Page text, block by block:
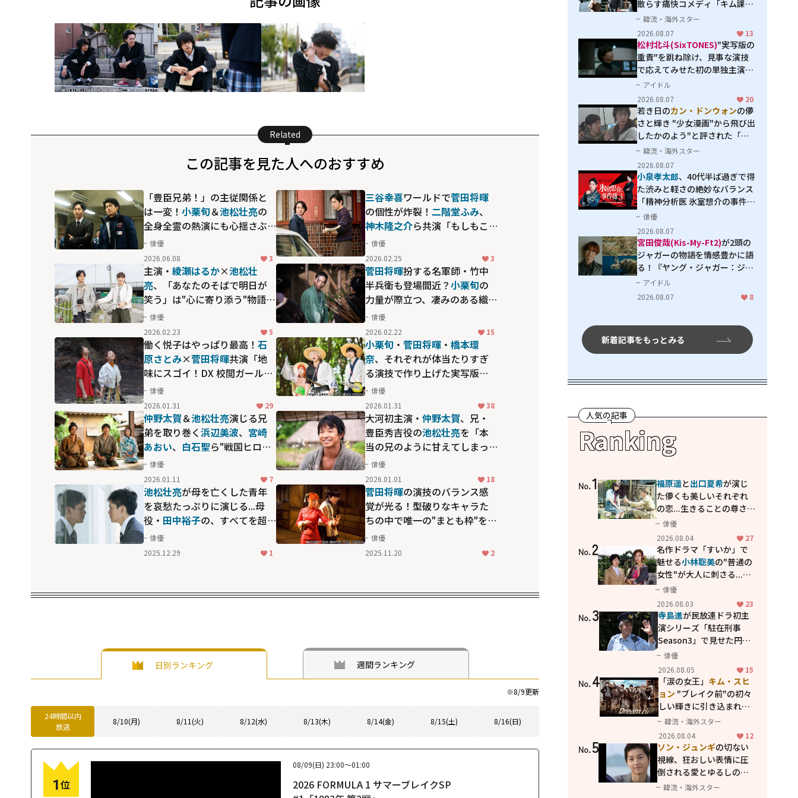
Related
この記事を見た人へのおすすめ
「豊臣兄弟！」の主従関係と
は一変！ 小栗旬＆池松壮亮の
全身全霊の熱演にも心揺さぶ
られる感動作「フロントライ
ン」
俳優
2026.06.08
3
三谷幸喜ワールドで菅田将暉
の個性が炸裂！ 二階堂ふみ、
神木隆之介ら共演「もしもこ
の世が舞台なら、楽屋はどこ
にあるのだろう」
俳優
2026.02.25
3
主演・ 綾瀬はるか×池松壮
亮、「あなたのそばで明日が
笑う」は"心に寄り添う"物語――震
災の喪失感から未来へ踏み出
す姿を描いた名作
俳優
2026.02.23
5
菅田将暉扮する名軍師・竹中
半兵衛も登場間近？小栗旬の
力量が際立つ、凄みのある織田
信長像にも反響が集まった
「豊臣兄弟！」の見せ場
俳優
2026.02.22
15
働く悦子はやっぱり最高！ 石
原さとみ×菅田将暉共演「地
味にスゴイ！DX 校閲ガール・
河野悦子」が描いた"仕事と恋
のその後"
俳優
2026.01.31
29
小栗旬 ・ 菅田将暉 ・ 橋本環
奈、それぞれが体当たりすぎ
る演技で作り上げた実写版
「銀魂」シリーズ、その魅力
を改めて振り返る
俳優
2026.01.31
38
仲野太賀＆池松壮亮演じる兄
弟を取り巻く浜辺美波、 宮崎
あおい、 白石聖ら"戦国ヒロイ
ン"の生き様にも熱視線！3年
ぶりの戦国大河ドラマ「豊臣
兄弟！」
俳優
2026.01.11
7
大河初主演・ 仲野太賀、兄・
豊臣秀吉役の池松壮亮を「本
当の兄のように甘えてしまっ
ています」と振り返る【大河
ドラマ「豊臣兄弟！」インタ
ビュー】
俳優
2026.01.01
18
池松壮亮が母を亡くした青年
を哀愁たっぷりに演じる...母
役・ 田中裕子の、すべてを超
越した演技も見どころな「本
心」
俳優
2025.12.29
1
菅田将暉の演技のバランス感
覚が光る！型破りなキャラた
ちの中で唯一の"まとも枠"を演
じた「銀魂」
俳優
2025.11.20
2
日別ランキング 週間ランキング
※8/9更新
24時間以内
放送
8/10(月) 8/11(火) 8/12(水) 8/13(木) 8/14(金) 8/15(土) 8/16(日)
1位
08/09(日) 23:00～01:00
2026 FORMULA 1 サマーブレイクSP
散らす痛快コメディ「キム課長
とソ理事～Bravo! Your Life
～」
韓流・海外スター
2026.08.07
13
松村北斗(SixTONES)"実写版の
重責"を跳ね除け、見事な演技
で応えてみせた初の単独主演映
画「秒速5センチメートル」
アイドル
2026.08.07
20
若き日のカン・ドンウォンの儚
さと輝き "少女漫画"から飛び出
したかのよう"と評された「オ
オカミの誘惑」
韓流・海外スター
2026.08.07
小泉孝太郎、40代半ば過ぎで得
た渋みと軽さの絶妙なバランス
「精神分析医 氷室想介の事件簿
３」で見せる進化
俳優
2026.08.07
宮田俊哉(Kis-My-Ft2)が2頭の
ジャガーの物語を情感豊かに語
る！『ヤング・ジャガー：ジャ
ングル王への道』『ジャガーと
ウミガメの物語：熱帯林の守護
アイドル
2026.08.07
8
新着記事をもっとみる
人気の記事
Ranking
No.1 福原遥と出口夏希が演じ
た儚くも美しいそれぞれ
の恋...生きることの尊さを
教えてくれた映画「あの
花が咲く丘で、君とまた出
会えたら。」
俳優
2026.08.04
27
No.2
名作ドラマ「すいか」で
魅せる小林聡美の"普通の
女性"が大人に刺さる...映
画「かもめ食堂」にも通
じる静かな芝居
俳優
2026.08.03
23
No.3 寺島進が民放連ドラ初主
演シリーズ「駐在刑事
Season3」で見せた円熟
の演技
俳優
2026.08.05
15
No.4 「涙の女王」 キム・スヒ
ョン "ブレイク前"の初々
しい輝きに引き込まれ
る...2PM テギョン
共演の青春名作「ドリー
ムハイ」
韓流・海外スター
2026.08.04
12
No.5 ソン・ジュンギの切ない
視線、狂おしい表情に圧
倒される――愛とゆるしの人
間ドラマ「優しい男」
韓流・海外スター